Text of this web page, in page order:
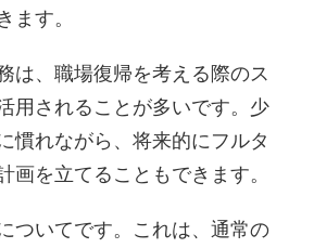
ます。
は、職場復帰を考える際のス
用されることが多いです。少
慣れながら、将来的にフルタ
画を立てることもできます。
ついてです。これは、通常の